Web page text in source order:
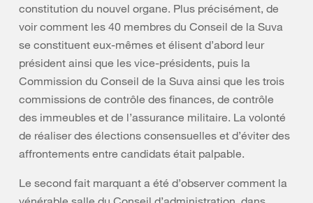
constitution du nouvel organe. Plus précisément, de
voir comment les 40 membres du Conseil de la Suva
se constituent eux-mêmes et élisent d’abord leur
président ainsi que les vice-présidents, puis la
Commission du Conseil de la Suva ainsi que les trois
commissions de contrôle des finances, de contrôle
des immeubles et de l’assurance militaire. La volonté
de réaliser des élections consensuelles et d’éviter des
affrontements entre candidats était palpable.
Le second fait marquant a été d’observer comment la